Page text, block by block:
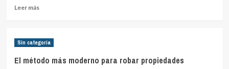
Leer másLeer
por
que
Sin categoría
El método más moderno para robar propiedades